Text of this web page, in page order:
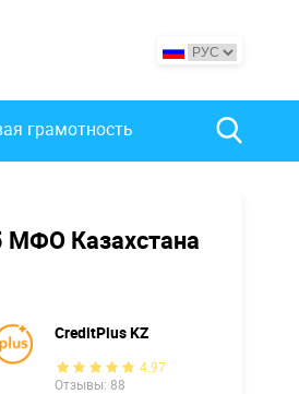
грамотность
МФО Казахстана
CreditPlus KZ
4.97
Отзывы: 88